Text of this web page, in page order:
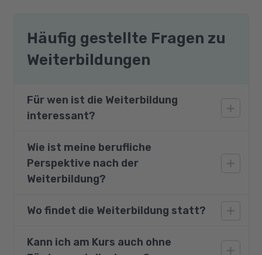
Häufig gestellte Fragen zu
Weiterbildungen
Für wen ist die Weiterbildung
interessant?
Die Weiterbildung zum:zur Geprüften
Technischen Fachwirt:in richtet sich
insbesondere an Personen aus dem
grundlegenden technischen Verständnis.
dem technisch-gewerblichen Bereich mit
Wie ist meine berufliche
Perspektive nach der
Weiterbildung?
Durch die Weiterbildung zum:zur Technischen
technischen wie auch im kaufmännischen
Wo findet die Weiterbildung statt?
Die Teilnahme ist an einem unserer
Kann ich am Kurs auch ohne